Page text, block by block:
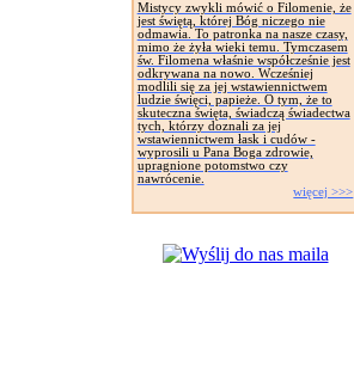
Mistycy zwykli mówić o Filomenie, że
jest świętą, której Bóg niczego nie
odmawia. To patronka na nasze czasy,
mimo że żyła wieki temu. Tymczasem
św. Filomena właśnie współcześnie jest
odkrywana na nowo. Wcześniej
modlili się za jej wstawiennictwem
ludzie święci, papieże. O tym, że to
skuteczna święta, świadczą świadectwa
tych, którzy doznali za jej
wstawiennictwem łask i cudów -
wyprosili u Pana Boga zdrowie,
upragnione potomstwo czy
nawrócenie.
więcej >>>